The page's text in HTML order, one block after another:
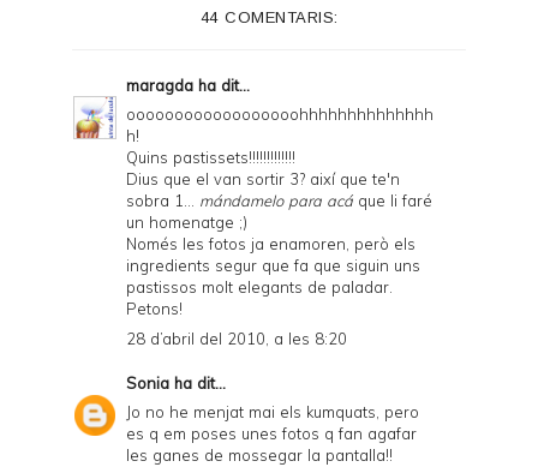
44 COMENTARIS:
maragda ha dit...
oooooooooooooooooohhhhhhhhhhhhhh
h!
Quins pastissets!!!!!!!!!!!!!
Dius que el van sortir 3? així que te'n
sobra 1... mándamelo para acá que li faré
un homenatge ;)
Només les fotos ja enamoren, però els
ingredients segur que fa que siguin uns
pastissos molt elegants de paladar.
Petons!
28 d’abril del 2010, a les 8:20
Sonia ha dit...
Jo no he menjat mai els kumquats, pero
es q em poses unes fotos q fan agafar
les ganes de mossegar la pantalla!!